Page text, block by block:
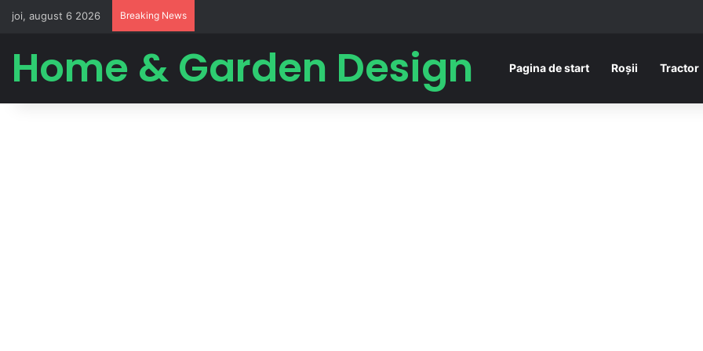
joi, august 6 2026 Breaking News
Home & Garden Design Pagina de start Roșii Tractor